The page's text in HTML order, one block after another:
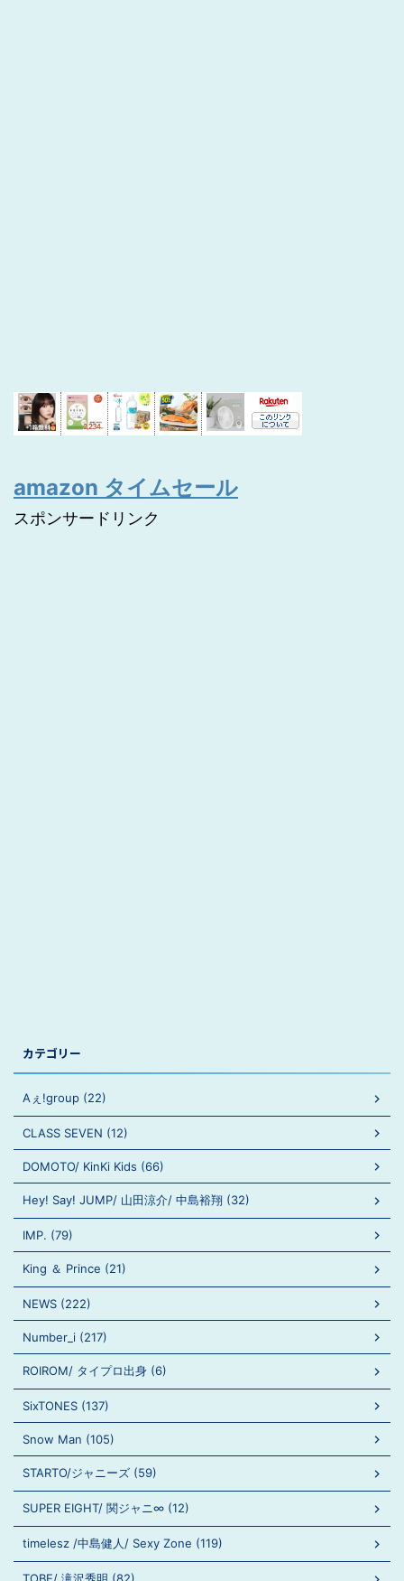
amazon タイムセール
スポンサードリンク
カテゴリー
Aぇ!group (22)
CLASS SEVEN (12)
DOMOTO/ KinKi Kids (66)
Hey! Say! JUMP/ 山田涼介/ 中島裕翔 (32)
IMP. (79)
King ＆ Prince (21)
NEWS (222)
Number_i (217)
ROIROM/ タイプロ出身 (6)
SixTONES (137)
Snow Man (105)
STARTO/ジャニーズ (59)
SUPER EIGHT/ 関ジャニ∞ (12)
timelesz /中島健人/ Sexy Zone (119)